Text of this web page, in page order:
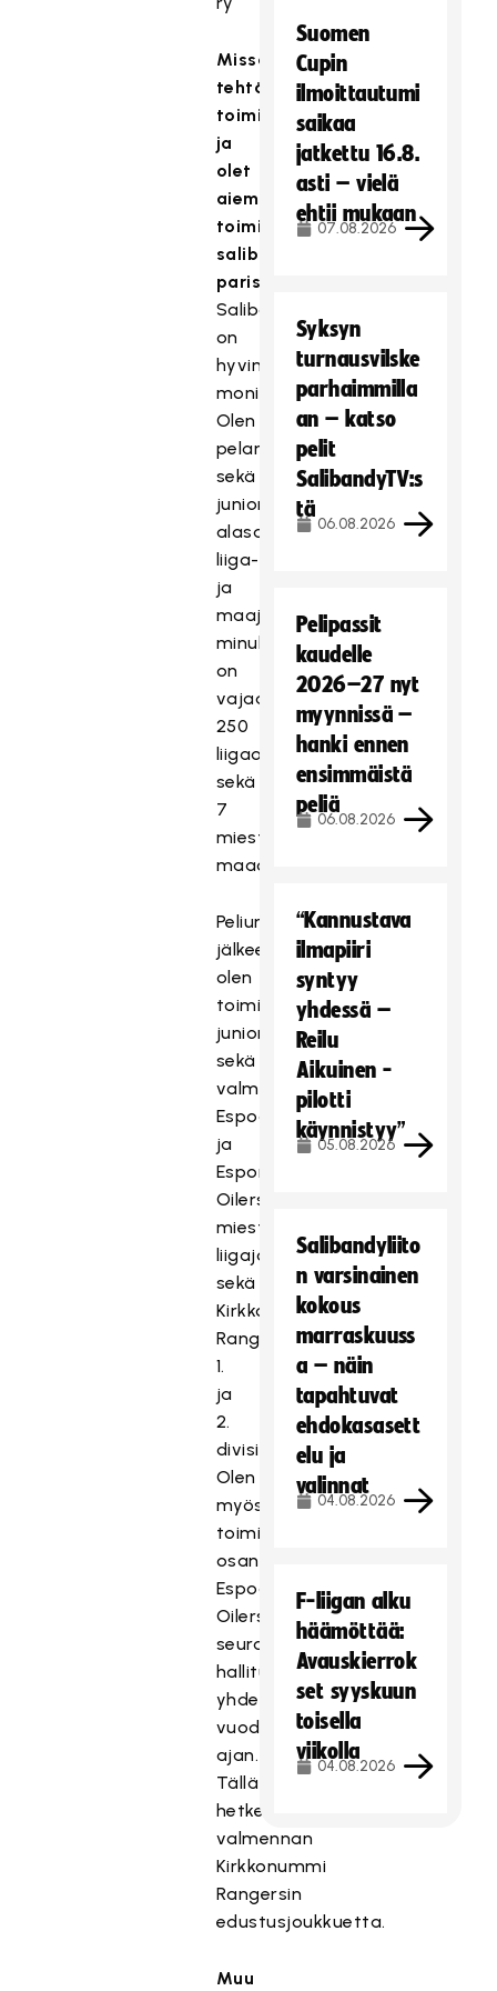
Missä
tehtävissä
toimit
ja
olet
aiemmin
toiminut
salibandyn
parissa?
Salibandytaustani
on
hyvin
monipuolinen.
Olen
pelannut
sekä
juniori-,
alasarja-,
liiga-
ja
maajoukkuetasolla,
minulla
on
vajaa
250
liigaottelua
sekä
7
miesten
maaottelua.
Peliurani
jälkeen
olen
toiminut
juniorivalmentajana
sekä
valmentanut
Espoon
ja
Esport
Oilersin
miesten
liigajoukkuetta
sekä
Kirkkonummi
Rangersin
1.
ja
2.
divisioonajoukkuetta.
Olen
myös
toiminut
osana
Espoon
Oilersin
seuran
hallitusta
yhden
vuoden
ajan.
Tällä
hetkellä
valmennan
Kirkkonummi
Rangersin
edustusjoukkuetta.
Muu
Suomen
Cupin
ilmoittautumi
saikaa
jatkettu 16.8.
asti – vielä
ehtii mukaan
07.08.2026
Syksyn
turnausvilske
parhaimmilla
an – katso
pelit
SalibandyTV:s
tä
06.08.2026
Pelipassit
kaudelle
2026–27 nyt
myynnissä –
hanki ennen
ensimmäistä
peliä
06.08.2026
“Kannustava
ilmapiiri
syntyy
yhdessä –
Reilu
Aikuinen -
pilotti
käynnistyy”
05.08.2026
Salibandyliito
n varsinainen
kokous
marraskuuss
a – näin
tapahtuvat
ehdokasasett
elu ja
valinnat
04.08.2026
F-liigan alku
häämöttää:
Avauskierrok
set syyskuun
toisella
viikolla
04.08.2026